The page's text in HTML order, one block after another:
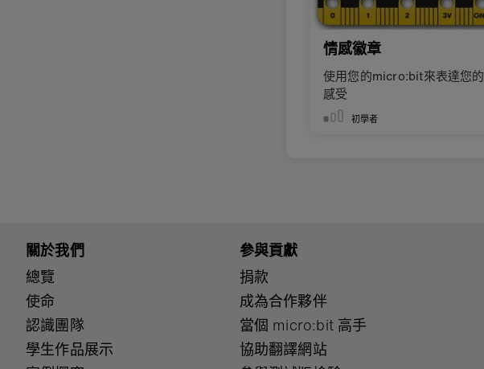
情感徽章
使用您的micro:bit來表達您的
感受
初學者
關於我們
總覽
使命
認識團隊
學生作品展示
參與貢獻
捐款
成為合作夥伴
當個 micro:bit 高手
協助翻譯網站